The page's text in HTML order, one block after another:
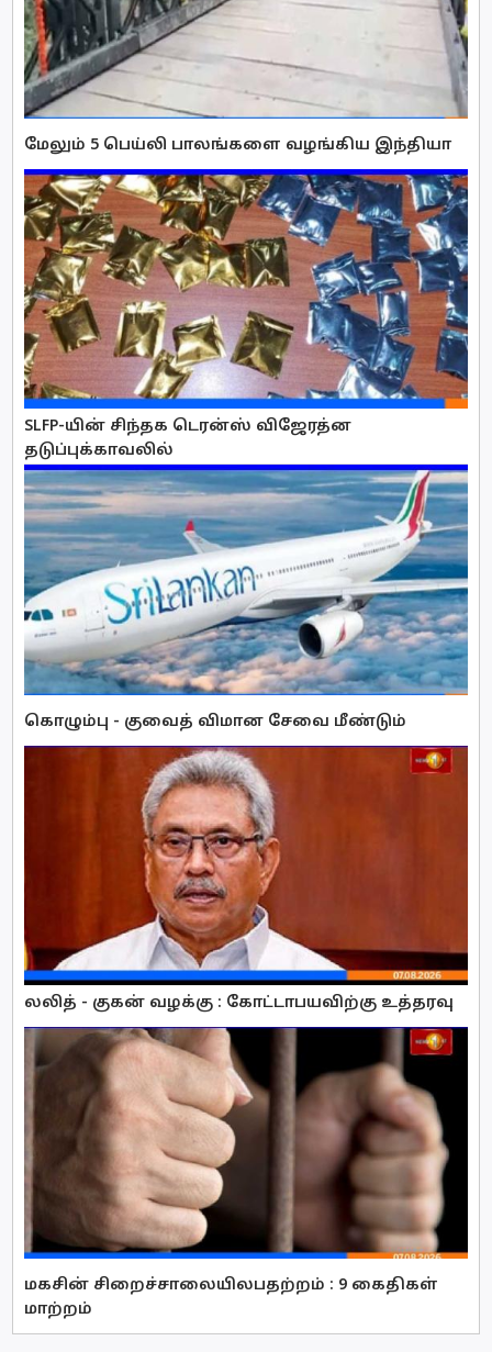
மேலும் 5 பெய்லி பாலங்களை வழங்கிய இந்தியா
SLFP-யின் சிந்தக டெரன்ஸ் விஜேரத்ன
தடுப்புக்காவலில்
கொழும்பு - குவைத் விமான சேவை மீண்டும்
லலித் - குகன் வழக்கு : கோட்டாபயவிற்கு உத்தரவு
மகசின் சிறைச்சாலையிலபதற்றம் : 9 கைதிகள்
மாற்றம்